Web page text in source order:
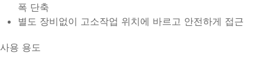
폭 단축
별도 장비없이 고소작업 위치에 바르고 안전하게 접근
사용 용도